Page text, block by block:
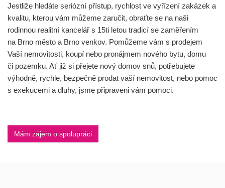
Jestliže hledáte seriózní přístup, rychlost ve vyřízení zakázek a
kvalitu, kterou vám můžeme zaručit, obraťte se na naši
rodinnou realitní kancelář s 15ti letou tradicí se zaměřením
na Brno město a Brno venkov. Pomůžeme vám s prodejem
Vaší nemovitosti, koupí nebo pronájmem nového bytu, domu
či pozemku. Ať již si přejete nový domov snů, potřebujete
výhodně, rychle, bezpečně prodat vaší nemovitost, nebo pomoc
s exekucemi a dluhy, jsme připraveni vám pomoci.
Mám zájem o spolupráci